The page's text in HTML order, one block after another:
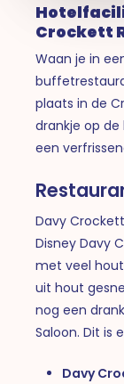
Crockett
Waan je in
plaats in de
drankje op
een
Davy
Disney Davy
met veel
uit hout
nog een
Saloon. Dit is
Davy